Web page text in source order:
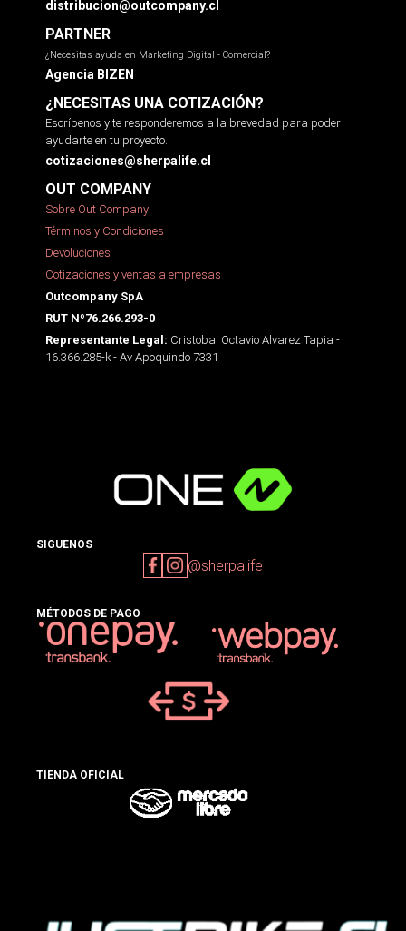
distribucion@outcompany.cl
PARTNER
¿Necesitas ayuda en Marketing Digital - Comercial?
Agencia BIZEN
¿NECESITAS UNA COTIZACIÓN?
Escríbenos y te responderemos a la brevedad para poder
ayudarte en tu proyecto.
cotizaciones@sherpalife.cl
OUT COMPANY
Sobre Out Company
Términos y Condiciones
Devoluciones
Cotizaciones y ventas a empresas
Outcompany SpA
RUT Nº76.266.293-0
Representante Legal: Cristobal Octavio Alvarez Tapia -
16.366.285-k - Av Apoquindo 7331
SIGUENOS
@sherpalife
MÉTODOS DE PAGO
TIENDA OFICIAL